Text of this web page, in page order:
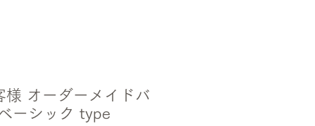
オーダーメイドバ
ーシック type